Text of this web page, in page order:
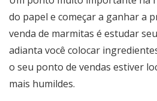
do papel e começar a ganhar a
venda de marmitas é estudar
adianta você colocar
o seu ponto de vendas estiver
mais humildes.